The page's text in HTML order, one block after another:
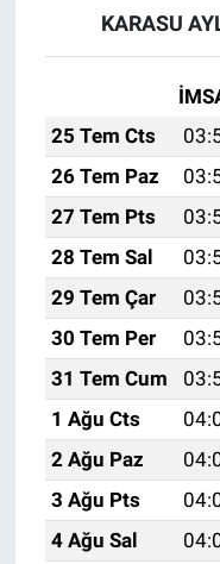
KARASU
25 Tem Cts
26 Tem Paz
27 Tem Pts
28 Tem Sal
29 Tem Çar
30 Tem Per
31 Tem Cum
1 Ağu Cts
2 Ağu Paz
3 Ağu Pts
4 Ağu Sal